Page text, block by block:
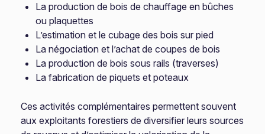
La production de bois de chauffage en bûches
ou plaquettes
L’estimation et le cubage des bois sur pied
La négociation et l’achat de coupes de bois
La production de bois sous rails (traverses)
La fabrication de piquets et poteaux
Ces activités complémentaires permettent souvent
aux exploitants forestiers de diversifier leurs sources